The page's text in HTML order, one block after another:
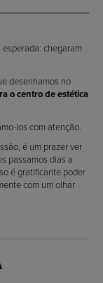
chegaram
desenhamos no
o centro de estética
los com atenção.
é um prazer ver
passamos dias a
é gratificante poder
com um olhar